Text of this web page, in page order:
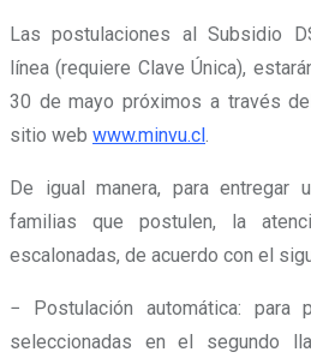
Las postulaciones al Subsidio
línea (requiere Clave Única),
30 de mayo próximos a través
sitio web www.minvu.cl.
De igual manera, para entregar
familias que postulen, la
escalonadas, de acuerdo con el
− Postulación automática: para
seleccionadas en el segundo